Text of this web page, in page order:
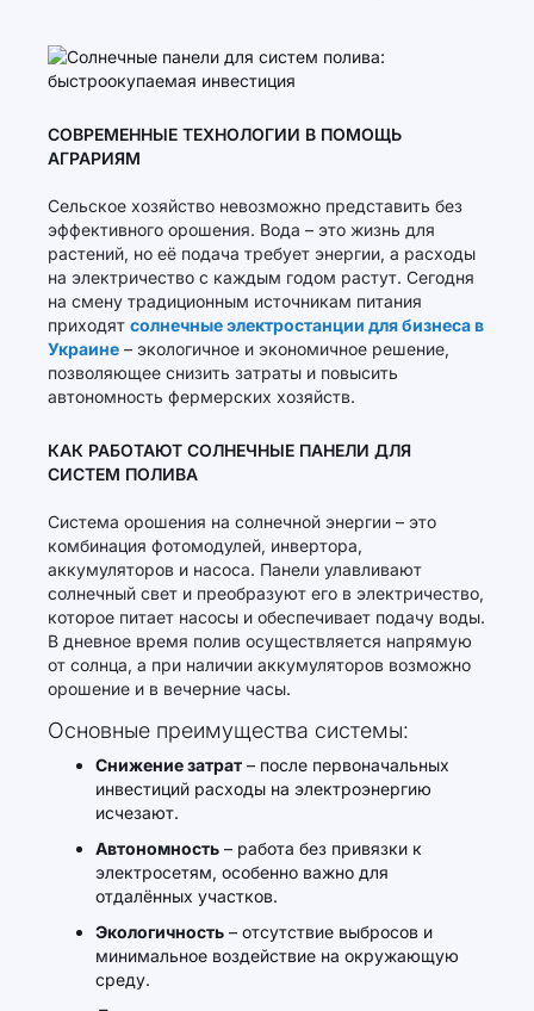
СОВРЕМЕННЫЕ ТЕХНОЛОГИИ В ПОМОЩЬ
АГРАРИЯМ
Сельское хозяйство невозможно представить без
эффективного орошения. Вода – это жизнь для
растений, но её подача требует энергии, а расходы
на электричество с каждым годом растут. Сегодня
на смену традиционным источникам питания
приходят солнечные электростанции для бизнеса в
Украине – экологичное и экономичное решение,
позволяющее снизить затраты и повысить
автономность фермерских хозяйств.
КАК РАБОТАЮТ СОЛНЕЧНЫЕ ПАНЕЛИ ДЛЯ
СИСТЕМ ПОЛИВА
Система орошения на солнечной энергии – это
комбинация фотомодулей, инвертора,
аккумуляторов и насоса. Панели улавливают
солнечный свет и преобразуют его в электричество,
которое питает насосы и обеспечивает подачу воды.
В дневное время полив осуществляется напрямую
от солнца, а при наличии аккумуляторов возможно
орошение и в вечерние часы.
Основные преимущества системы:
Снижение затрат – после первоначальных
инвестиций расходы на электроэнергию
исчезают.
Автономность – работа без привязки к
электросетям, особенно важно для
отдалённых участков.
Экологичность – отсутствие выбросов и
минимальное воздействие на окружающую
среду.